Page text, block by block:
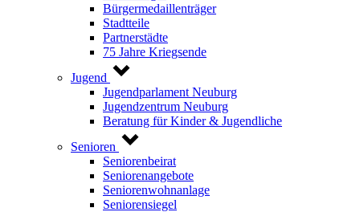
Bürgermedaillenträger
Stadtteile
Partnerstädte
75 Jahre Kriegsende
Jugend
Jugendparlament Neuburg
Jugendzentrum Neuburg
Beratung für Kinder & Jugendliche
Senioren
Seniorenbeirat
Seniorenangebote
Seniorenwohnanlage
Seniorensiegel